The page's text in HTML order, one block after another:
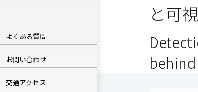
よくある質問
お問い合わせ
交通アクセス
と可